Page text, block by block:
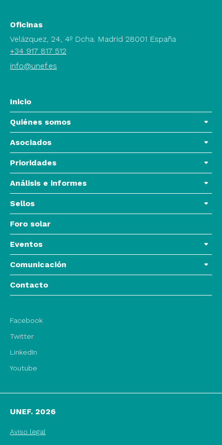
Oficinas
Velázquez, 24, 4º Dcha. Madrid 28001 España
+34 917 817 512
info@unef.es
Inicio
Quiénes somos
Asociados
Prioridades
Análisis e informes
Sellos
Foro solar
Eventos
Comunicación
Contacto
Facebook
Twitter
LinkedIn
Youtube
UNEF. 2026
Aviso legal